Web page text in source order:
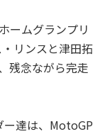
ームグランプリ
リンスと津田拓
残念ながら完走
ー達は、MotoGP